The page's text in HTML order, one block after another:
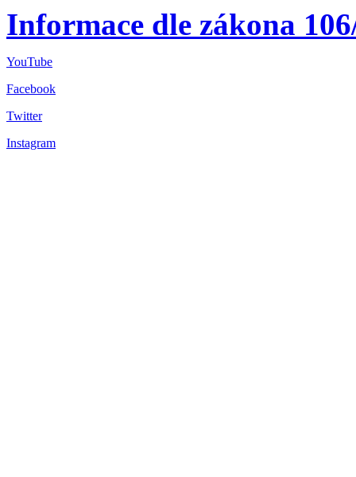
Informace dle zákona
YouTube
Facebook
Twitter
Instagram